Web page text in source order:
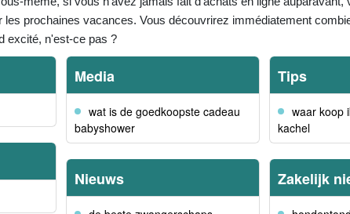
prochaines vacances. Vous découvrirez immédiatement
excité, n'est-ce pas ?
Media
wat is de goedkoopste cadeau
babyshower
Nieuws
Tips
waar koop
kachel
Zakelijk